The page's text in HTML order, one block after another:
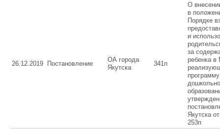
26.12.2019 Постановление
ОА города
Якутска
341п
О
в
Порядке
и
за
ребенка
программу
Якутска
253п